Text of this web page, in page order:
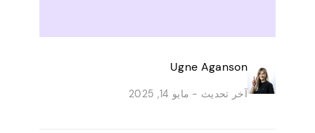
Ugne Aganson
آخر تحديث - مايو 14, 2025